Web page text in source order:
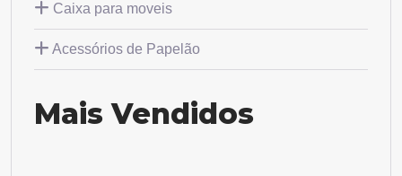
Caixa para moveis
Acessórios de Papelão
Mais Vendidos